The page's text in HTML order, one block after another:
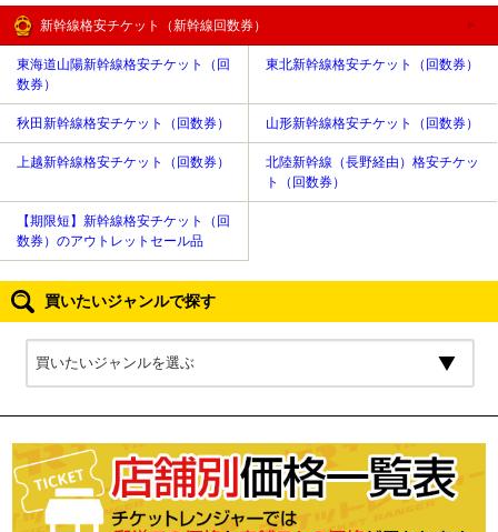
新幹線格安チケット（新幹線回数券）
東海道山陽新幹線格安チケット（回
数券）
東北新幹線格安チケット（回数券）
秋田新幹線格安チケット（回数券） 山形新幹線格安チケット（回数券）
上越新幹線格安チケット（回数券）
北陸新幹線（長野経由）格安チケッ
ト（回数券）
【期限短】新幹線格安チケット（回
数券）のアウトレットセール品
買いたいジャンルで探す